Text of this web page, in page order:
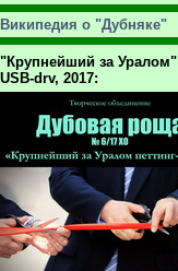
Википедия о "Дубняке"
"Крупнейший за Уралом"
USB-drv, 2017: